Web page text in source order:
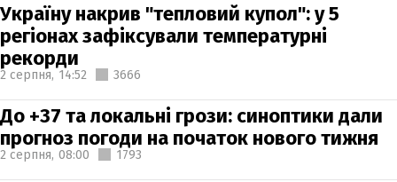
Україну накрив "тепловий купол": у 5
регіонах зафіксували температурні
рекорди
2 серпня, 14:52 3666
До +37 та локальні грози: синоптики дали
прогноз погоди на початок нового тижня
2 серпня, 08:00 1793